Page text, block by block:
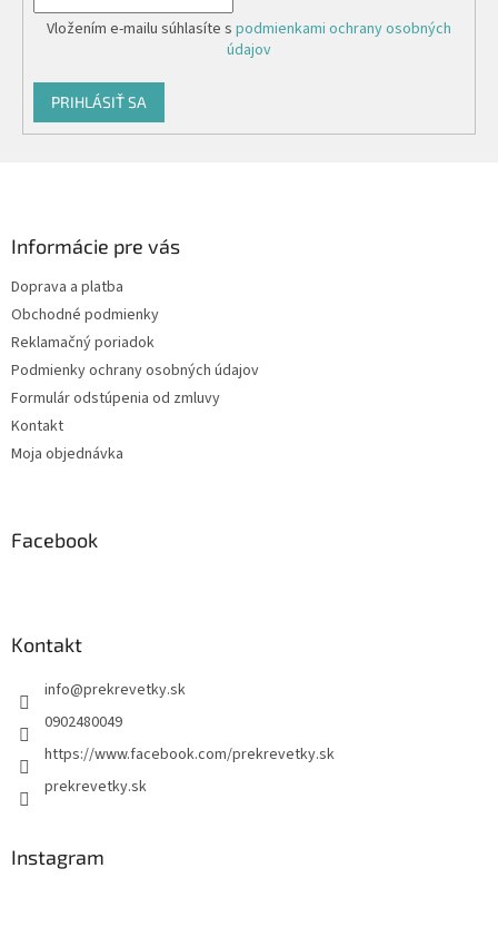
Vložením e-mailu súhlasíte s podmienkami ochrany osobných
údajov
PRIHLÁSIŤ SA
Informácie pre vás
Doprava a platba
Obchodné podmienky
Reklamačný poriadok
Podmienky ochrany osobných údajov
Formulár odstúpenia od zmluvy
Kontakt
Moja objednávka
Facebook
Kontakt
info@prekrevetky.sk
0902480049
https://www.facebook.com/prekrevetky.sk
prekrevetky.sk
Instagram